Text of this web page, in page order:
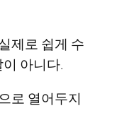
제로 쉽게 수
아니다.
로 열어두지